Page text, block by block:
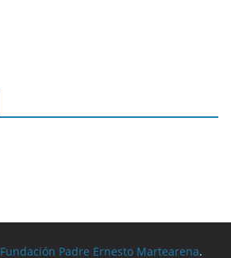
Fundación Padre Ernesto Martearena.